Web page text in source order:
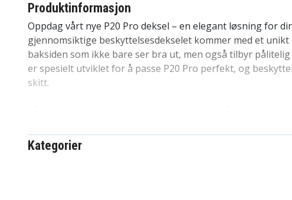
Produktinformasjon
Oppdag vårt nye P20 Pro deksel – en elegant løsning for
gjennomsiktige beskyttelsesdekselet kommer med et
baksiden som ikke bare ser bra ut, men også tilbyr
er spesielt utviklet for å passe P20 Pro perfekt, og
skitt.
Vårt design er uten skarpe kanter og enkelt å montere
dekselvalgene på markedet av en grunn. Høy kvalitet til en
dekselet står sterkt i konkurransen. Et utmerket valg for å
Kategorier